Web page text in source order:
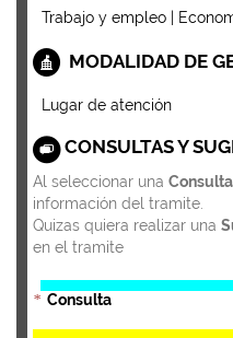
Trabajo y empleo |
MODALIDAD DE
Lugar de atención
CONSULTAS Y
Al seleccionar una Consulta
información del tramite.
Quizas quiera realizar una
en el tramite
* Consulta